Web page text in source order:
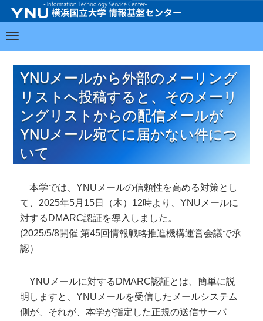
YNUメールから外部のメーリング
リストへ投稿すると、そのメーリ
ングリストからの配信メールが
YNUメール宛てに届かない件につ
いて
本学では、YNUメールの信頼性を高める対策とし
て、2025年5月15日（木）12時より、YNUメールに
対するDMARC認証を導入しました。
(2025/5/8開催 第45回情報戦略推進機構運営会議で承
認）
YNUメールに対するDMARC認証とは、簡単に説
明しますと、YNUメールを受信したメールシステム
側が、それが、本学が指定した正規の送信サーバ